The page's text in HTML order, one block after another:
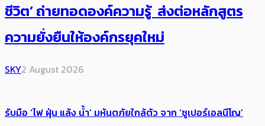
ชีวิต’ ถ่ายทอดองค์ความรู้ ส่งต่อหลักสูตร
ความยั่งยืนให้องค์กรยุคใหม่
SKY2 August 2026
รับมือ ‘ไฟ ฝุ่น แล้ง น้ำ’ มหันตภัยใกล้ตัว จาก ‘ซูเปอร์เอลนีโญ’